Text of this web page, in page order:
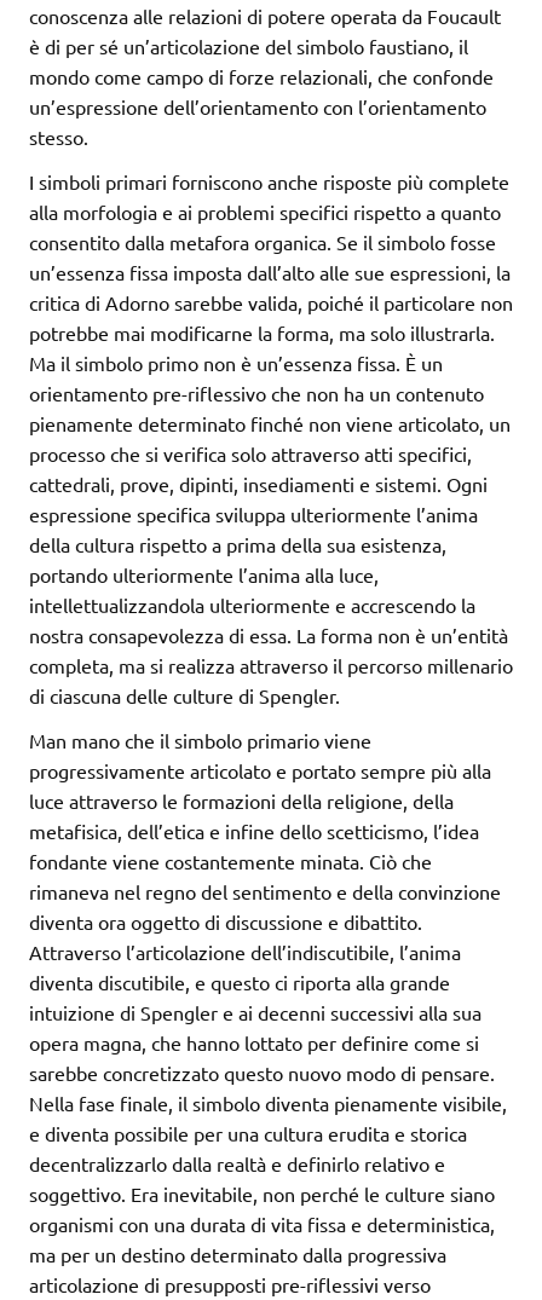
conoscenza alle relazioni di potere operata da Foucault
è di per sé un’articolazione del simbolo faustiano, il
mondo come campo di forze relazionali, che confonde
un’espressione dell’orientamento con l’orientamento
stesso.
I simboli primari forniscono anche risposte più complete
alla morfologia e ai problemi specifici rispetto a quanto
consentito dalla metafora organica. Se il simbolo fosse
un’essenza fissa imposta dall’alto alle sue espressioni, la
critica di Adorno sarebbe valida, poiché il particolare non
potrebbe mai modificarne la forma, ma solo illustrarla.
Ma il simbolo primo non è un’essenza fissa. È un
orientamento pre-riflessivo che non ha un contenuto
pienamente determinato finché non viene articolato, un
processo che si verifica solo attraverso atti specifici,
cattedrali, prove, dipinti, insediamenti e sistemi. Ogni
espressione specifica sviluppa ulteriormente l’anima
della cultura rispetto a prima della sua esistenza,
portando ulteriormente l’anima alla luce,
intellettualizzandola ulteriormente e accrescendo la
nostra consapevolezza di essa. La forma non è un’entità
completa, ma si realizza attraverso il percorso millenario
di ciascuna delle culture di Spengler.
Man mano che il simbolo primario viene
progressivamente articolato e portato sempre più alla
luce attraverso le formazioni della religione, della
metafisica, dell’etica e infine dello scetticismo, l’idea
fondante viene costantemente minata. Ciò che
rimaneva nel regno del sentimento e della convinzione
diventa ora oggetto di discussione e dibattito.
Attraverso l’articolazione dell’indiscutibile, l’anima
diventa discutibile, e questo ci riporta alla grande
intuizione di Spengler e ai decenni successivi alla sua
opera magna, che hanno lottato per definire come si
sarebbe concretizzato questo nuovo modo di pensare.
Nella fase finale, il simbolo diventa pienamente visibile,
e diventa possibile per una cultura erudita e storica
decentralizzarlo dalla realtà e definirlo relativo e
soggettivo. Era inevitabile, non perché le culture siano
organismi con una durata di vita fissa e deterministica,
ma per un destino determinato dalla progressiva
articolazione di presupposti pre-riflessivi verso